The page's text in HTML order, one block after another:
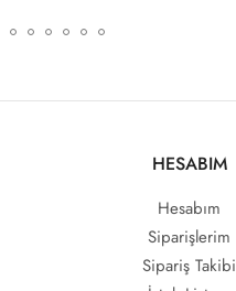
HESABIM
Hesabım
Siparişlerim
Sipariş Takibi